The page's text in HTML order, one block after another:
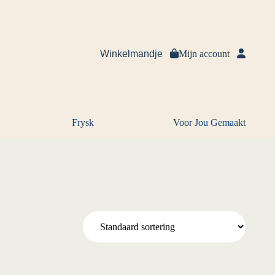
Winkelmandje Mijn account
Frysk Voor Jou Gemaakt